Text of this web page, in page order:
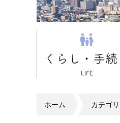
ホーム カテゴリ